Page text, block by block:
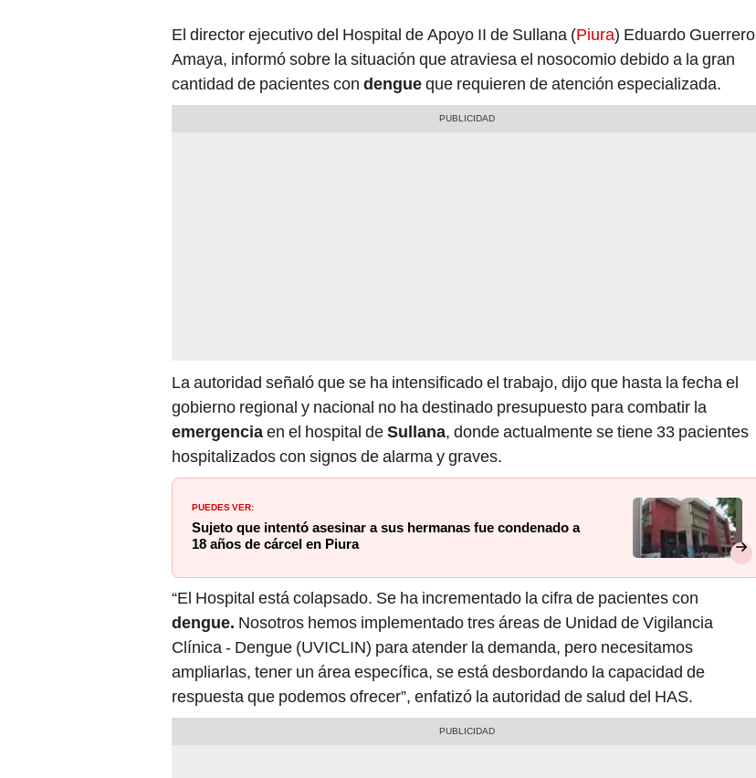
El director ejecutivo del Hospital de Apoyo II de Sullana (Piura) Eduardo Guerrero
Amaya, informó sobre la situación que atraviesa el nosocomio debido a la gran
cantidad de pacientes con dengueque requieren de atención especializada.
La autoridad señaló que se ha intensificado el trabajo, dijo que hasta la fecha el
gobierno regional y nacional no ha destinado presupuesto para combatir la
emergenciaen el hospital deSullana, donde actualmente se tiene 33 pacientes
hospitalizados con signos de alarma y graves.
PUEDES VER:
Sujeto que intentó asesinar a sus hermanas fue condenado a
18 años de cárcel en Piura
“El Hospital está colapsado. Se ha incrementado la cifra de pacientes con
dengue. Nosotros hemos implementado tres áreas de Unidad de Vigilancia
Clínica - Dengue (UVICLIN) para atender la demanda, pero necesitamos
ampliarlas, tener un área específica, se está desbordando la capacidad de
respuesta que podemos ofrecer”, enfatizó la autoridad de salud del HAS.